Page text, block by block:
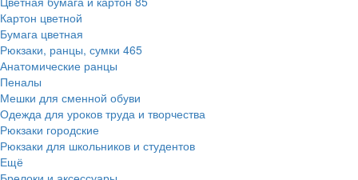
Картон цветной
Бумага цветная
Рюкзаки, ранцы, сумки 465
Анатомические ранцы
Пеналы
Мешки для сменной обуви
Одежда для уроков труда и творчества
Рюкзаки городские
Рюкзаки для школьников и студентов
Ещё